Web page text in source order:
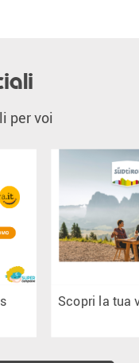
per voi
Scopri la tua